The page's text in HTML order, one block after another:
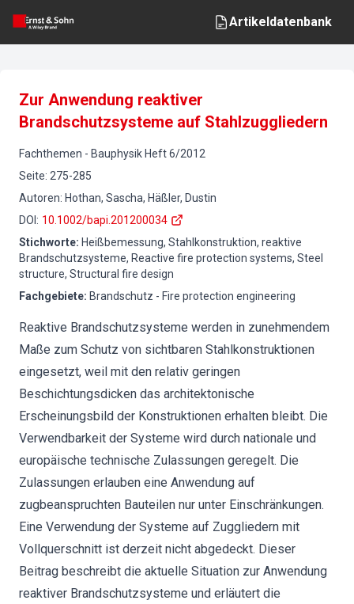
Artikeldatenbank
Zur Anwendung reaktiver
Brandschutzsysteme auf Stahlzuggliedern
Fachthemen - Bauphysik Heft6/2012
Seite: 275-285
Autoren: Hothan, Sascha, Häßler, Dustin
DOI : 10.1002/bapi.201200034
Stichworte: Heißbemessung, Stahlkonstruktion, reaktive
Brandschutzsysteme, Reactive fire protection systems, Steel
structure, Structural fire design
Fachgebiete: Brandschutz - Fire protection engineering
Reaktive Brandschutzsysteme werden in zunehmendem
Maße zum Schutz von sichtbaren Stahlkonstruktionen
eingesetzt, weil mit den relativ geringen
Beschichtungsdicken das architektonische
Erscheinungsbild der Konstruktionen erhalten bleibt. Die
Verwendbarkeit der Systeme wird durch nationale und
europäische technische Zulassungen geregelt. Die
Zulassungen erlauben eine Anwendung auf
zugbeanspruchten Bauteilen nur unter Einschränkungen.
Eine Verwendung der Systeme auf Zuggliedern mit
Vollquerschnitt ist derzeit nicht abgedeckt. Dieser
Beitrag beschreibt die aktuelle Situation zur Anwendung
reaktiver Brandschutzsysteme und erläutert die